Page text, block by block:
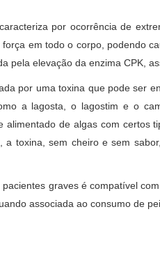
por ocorrência de
em todo o corpo, podendo
pela elevação da enzima CPK,
por uma toxina que pode ser
a lagosta, o lagostim e o
alimentado de algas com certos
a toxina, sem cheiro e sem
graves é compatível
associada ao consumo de